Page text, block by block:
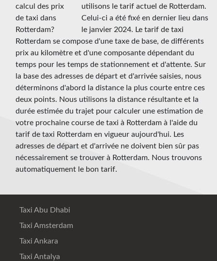
utilisons le tarif actuel de Rotterdam.
Celui-ci a été fixé en dernier lieu dans
le janvier 2024. Le tarif de taxi
Rotterdam se compose d'une taxe de base, de différents
prix au kilomètre et d'une composante dépendant du
temps pour les temps de stationnement et d'attente. Sur
la base des adresses de départ et d'arrivée saisies, nous
déterminons d'abord la distance la plus courte entre ces
deux points. Nous utilisons la distance résultante et la
durée estimée du trajet pour calculer une estimation de
votre prochaine course de taxi à Rotterdam à l'aide du
tarif de taxi Rotterdam en vigueur aujourd'hui. Les
adresses de départ et d'arrivée ne doivent bien sûr pas
nécessairement se trouver à Rotterdam. Nous trouvons
automatiquement le bon tarif.
Taxi Abu Dhabi
Taxi Amsterdam
Taxi Ankara
Taxi Antalya